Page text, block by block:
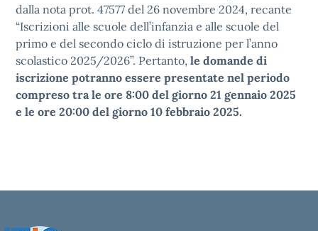
dalla nota prot. 47577 del 26 novembre 2024, recante
“Iscrizioni alle scuole dell’infanzia e alle scuole del
primo e del secondo ciclo di istruzione per l’anno
scolastico 2025/2026”. Pertanto, le domande di
iscrizione potranno essere presentate nel periodo
compreso tra le ore 8:00 del giorno 21 gennaio 2025
e le ore 20:00 del giorno 10 febbraio 2025.